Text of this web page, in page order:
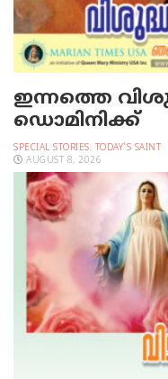
ഇന്നത്തെ
ഡൊമിനിക്ക്
SPECIAL STORIES, TODAY'S SAINT
AUGUST 8, 2026